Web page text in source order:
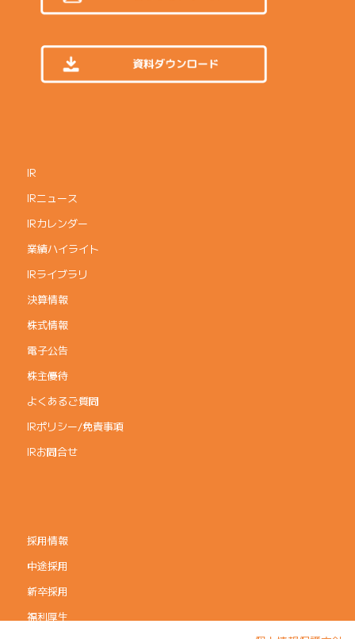
IR
IRニュース
IRカレンダー
業績ハイライト
IRライブラリ
決算情報
株式情報
電子公告
株主優待
よくあるご質問
IRポリシー/免責事項
IRお問合せ
採用情報
中途採用
新卒採用
福利厚生